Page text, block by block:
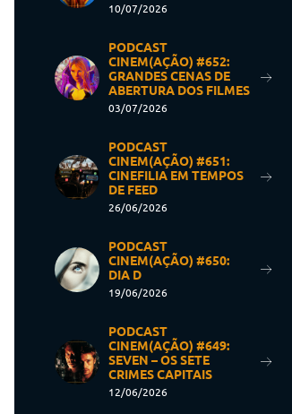
10/07/2026
PODCAST
CINEM(AÇÃO) #652:
GRANDES CENAS DE
ABERTURA DOS FILMES
03/07/2026
PODCAST
CINEM(AÇÃO) #651:
CINEFILIA EM TEMPOS
DE FEED
26/06/2026
PODCAST
CINEM(AÇÃO) #650:
DIA D
19/06/2026
PODCAST
CINEM(AÇÃO) #649:
SEVEN – OS SETE
CRIMES CAPITAIS
12/06/2026